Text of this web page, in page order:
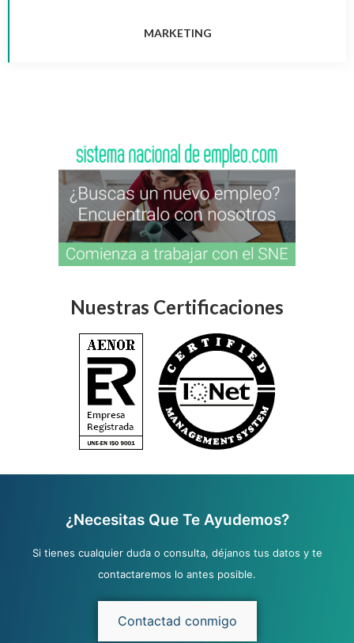
MARKETING
Nuestras Certificaciones
¿Necesitas Que Te Ayudemos?
Si tienes cualquier duda o consulta, déjanos tus datos y te
contactaremos lo antes posible.
Contactad conmigo